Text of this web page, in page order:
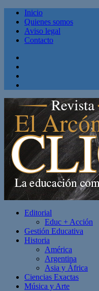
Inicio
Quienes somos
Aviso legal
Contacto
Editorial
Educ + Acción
Gestión Educativa
Historia
América
Argentina
Asia y África
Ciencias Exactas
Música y Arte